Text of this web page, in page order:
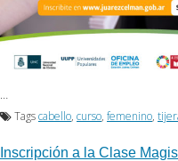
Tagscabello, curso, femenino,
Inscripción a la Clase